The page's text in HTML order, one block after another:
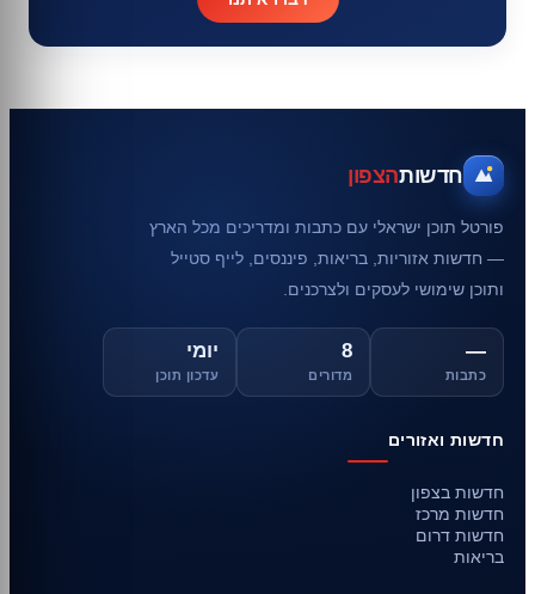
חדשותהצפון
פורטל תוכן ישראלי עם כתבות ומדריכים מכל הארץ
— חדשות אזוריות, בריאות, פיננסים, לייף סטייל
ותוכן שימושי לעסקים ולצרכנים.
—
כתבות
8
מדורים
יומי
עדכון תוכן
חדשות ואזורים
חדשות בצפון
חדשות מרכז
חדשות דרום
בריאות